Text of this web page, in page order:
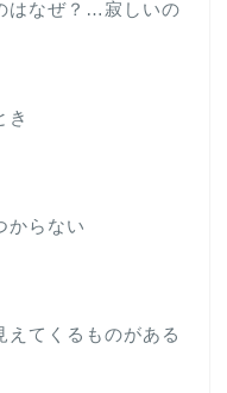
はなぜ？…寂しいの
き
からない
えてくるものがある